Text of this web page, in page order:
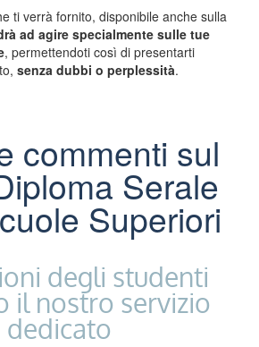
ti verrà fornito, disponibile anche sulla
ad agire specialmente sulle tue
, permettendoti così di presentarti
senza dubbi o perplessità.
commenti sul
Serale
Superiori
degli studenti
il nostro servizio
dedicato